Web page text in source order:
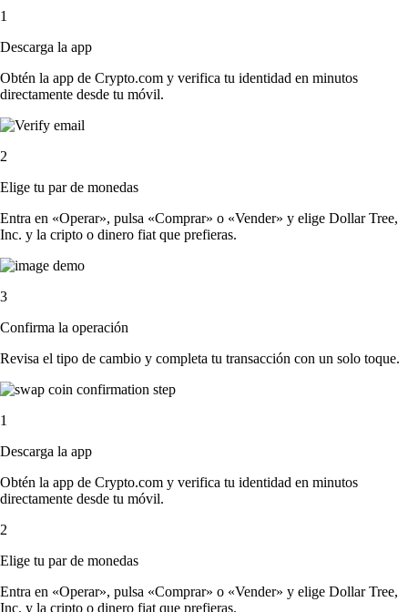
1
Descarga la app
Obtén la app de Crypto.com y verifica tu identidad en minutos
directamente desde tu móvil.
2
Elige tu par de monedas
Entra en «Operar», pulsa «Comprar» o «Vender» y elige Dollar Tree,
Inc. y la cripto o dinero fiat que prefieras.
3
Confirma la operación
Revisa el tipo de cambio y completa tu transacción con un solo toque.
1
Descarga la app
Obtén la app de Crypto.com y verifica tu identidad en minutos
directamente desde tu móvil.
2
Elige tu par de monedas
Entra en «Operar», pulsa «Comprar» o «Vender» y elige Dollar Tree,
Inc. y la cripto o dinero fiat que prefieras.